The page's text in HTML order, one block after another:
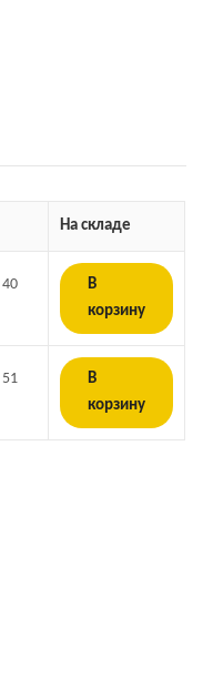
На складе
40
В
корзину
51
В
корзину